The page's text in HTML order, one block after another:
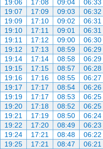
06:33
09:04
17:08
19:06
06:32
09:03
17:09
19:07
06:31
09:02
17:10
19:09
06:31
09:01
17:11
19:10
06:30
09:00
17:12
19:11
06:29
08:59
17:13
19:12
06:29
08:58
17:14
19:14
06:28
08:57
17:15
19:15
06:27
08:55
17:16
19:16
06:26
08:54
17:17
19:17
06:25
08:53
17:17
19:19
06:25
08:52
17:18
19:20
06:24
08:50
17:19
19:21
06:23
08:49
17:20
19:22
06:22
08:48
17:21
19:24
06:21
08:47
17:21
19:25